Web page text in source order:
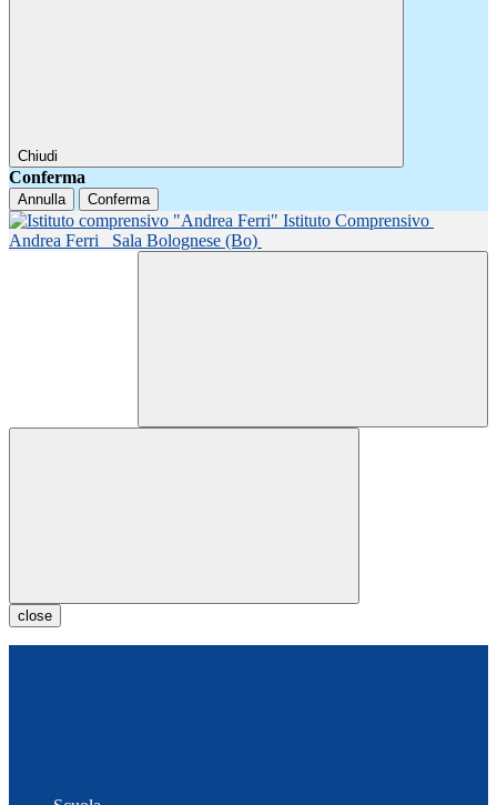
Chiudi
Conferma
Annulla Conferma
Istituto Comprensivo
Andrea Ferri
Sala Bolognese (Bo)
close